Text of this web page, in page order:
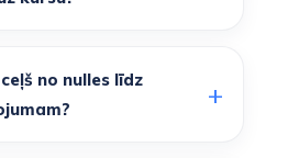
no nulles līdz